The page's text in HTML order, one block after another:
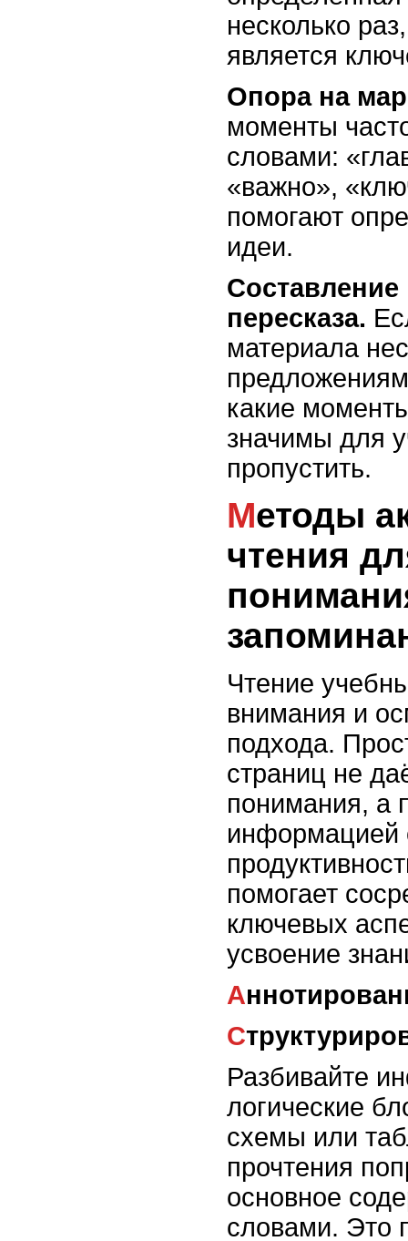
несколько
является
Опора на
моменты
словами:
«важно»,
помогают
идеи.
Составление
пересказа.
материала
какие
значимы для
пропустить.
Методы активного
чтения
Чтение
внимания и
подхода.
страниц не
понимания, а
информацией
помогает
ключевых
усвоение
Разбивайте
логические
схемы или
прочтения
основное
словами. Это